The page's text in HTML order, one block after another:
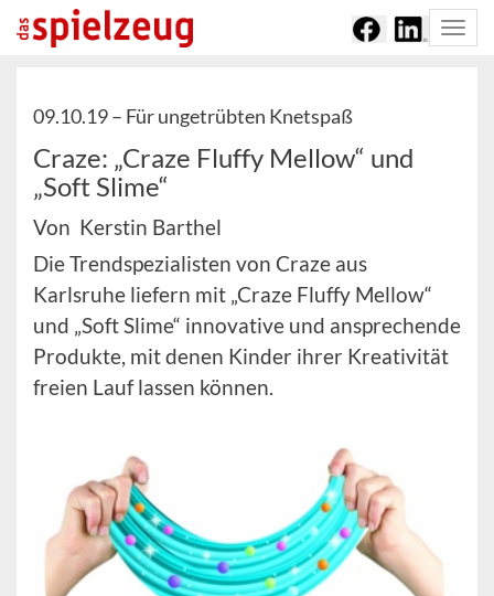
09.10.19 – Für ungetrübten Knetspaß
Craze: „Craze Fluffy Mellow“ und
„Soft Slime“
Von Kerstin Barthel
Die Trendspezialisten von Craze aus
Karlsruhe liefern mit „Craze Fluffy Mellow“
und „Soft Slime“ innovative und ansprechende
Produkte, mit denen Kinder ihrer Kreativität
freien Lauf lassen können.